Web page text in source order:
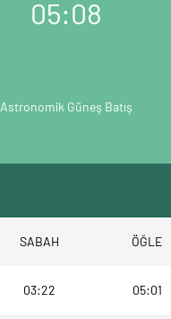
05:08
Astronomik Güneş Batış
SABAH ÖĞLE
03:22 05:01